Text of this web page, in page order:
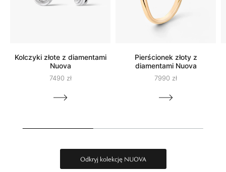
Kolczyki złote z diamentami
Nuova
7490 zł
Pierścionek złoty z
diamentami Nuova
7990 zł
Odkryj kolekcję NUOVA